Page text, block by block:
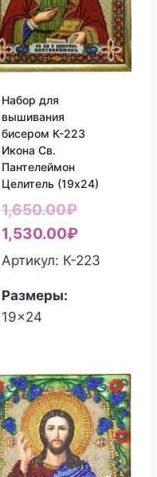
Набор для
вышивания
бисером К-223
Икона Св.
Пантелеймон
Целитель (19х24)
1,650.00₽
цена
1,530.00₽Текущая
цена:
Артикул: К-223
Размеры:
19x24